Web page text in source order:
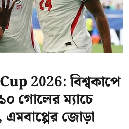
2026: বিশ্বকাপে
গোলের ম্যাচে
এমবাপ্পের জোড়া